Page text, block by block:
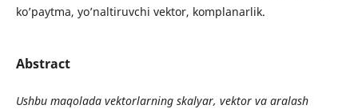
ko’paytma, yo’naltiruvchi vektor, komplanarlik.
Abstract
Ushbu maqolada vektorlarning skalyar, vektor va aralash